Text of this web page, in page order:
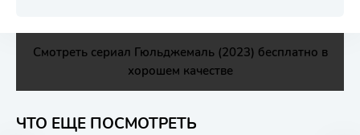
Смотреть сериал Гюльджемаль (2023) бесплатно в
хорошем качестве
ЧТО ЕЩЕ ПОСМОТРЕТЬ